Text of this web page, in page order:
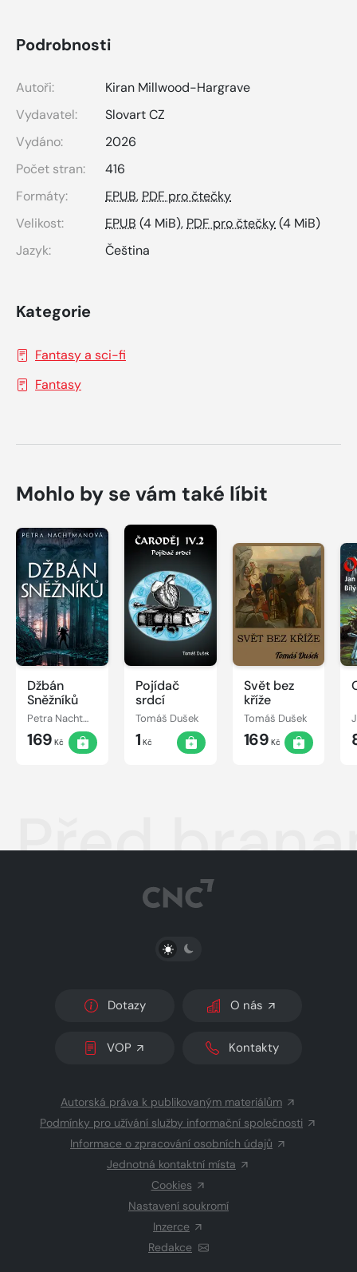
Podrobnosti
Autoři:
Kiran Millwood-Hargrave
Vydavatel:
Slovart CZ
Vydáno:
2026
Počet stran:
416
Formáty:
EPUB, PDF pro čtečky
Velikost:
EPUB (4 MiB), PDF pro čtečky(4 MiB)
Jazyk:
Čeština
Kategorie
Fantasy a sci-fi
Fantasy
Mohlo by se vám také líbit
Džbán
Sněžníků
Petra Nachtmanová
169 Kč
Pojídač
srdcí
Tomáš Dušek
1 Kč
Svět bez
kříže
Tomáš Dušek
169 Kč
Před
PŘEPNOUT SVĚTLÝ/TMAVÝ REŽIM
Dotazy O nás
VOP Kontakty
Autorská práva k publikovaným materiálům
Podmínky pro užívání služby informační společnosti
Informace o zpracování osobních údajů
Jednotná kontaktní místa
Cookies
Nastavení soukromí
Inzerce
Redakce